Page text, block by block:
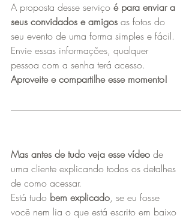
A proposta desse serviço é para enviar a
seus convidados e amigos as fotos do
seu evento de uma forma simples e fácil.
Envie essas informações, qualquer
pessoa com a senha terá acesso.
Aproveite e compartilhe esse momento!
Mas antes de tudo veja esse vídeo de
uma cliente explicando todos os detalhes
de como acessar.
Está tudo bem explicado, se eu fosse
você nem lia o que está escrito em baixo